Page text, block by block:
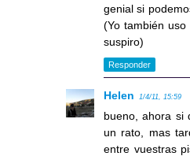
genial si
(Yo también
suspiro)
Responder
Helen 1/4/11, 15:59
bueno, ahora si
un rato, mas
entre vuestras